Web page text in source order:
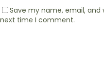
Save my name, email,
next time I comment.